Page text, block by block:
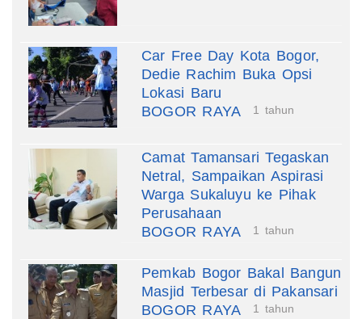
Car Free Day Kota Bogor,
Dedie Rachim Buka Opsi
Lokasi Baru
BOGOR RAYA
1 tahun
Camat Tamansari Tegaskan
Netral, Sampaikan Aspirasi
Warga Sukaluyu ke Pihak
Perusahaan
BOGOR RAYA
1 tahun
Pemkab Bogor Bakal Bangun
Masjid Terbesar di Pakansari
BOGOR RAYA
1 tahun